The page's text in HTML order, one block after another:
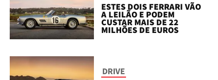
ESTES DOIS FERRARI VÃO
A LEILÃO E PODEM
CUSTAR MAIS DE 22
MILHÕES DE EUROS
DRIVE